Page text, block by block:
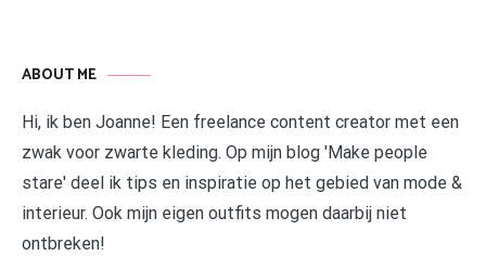
ABOUT ME
Hi, ik ben Joanne! Een freelance content creator met een
zwak voor zwarte kleding. Op mijn blog 'Make people
stare' deel ik tips en inspiratie op het gebied van mode &
interieur. Ook mijn eigen outfits mogen daarbij niet
ontbreken!